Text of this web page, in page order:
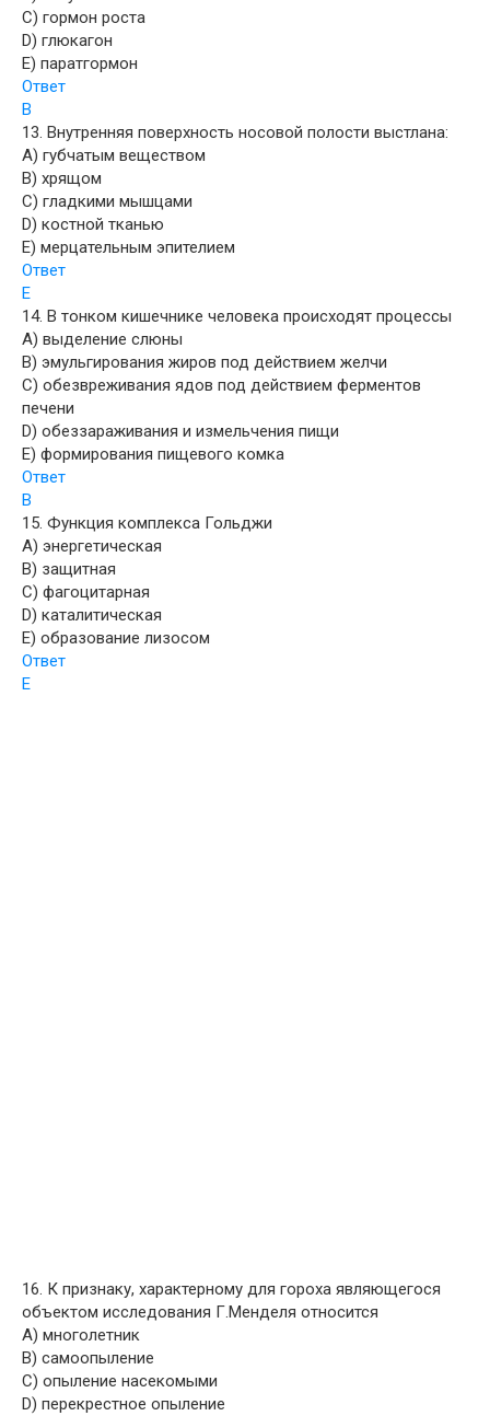
C) гормон роста
D) глюкагон
E) паратгормон
Ответ
B
13. Внутренняя поверхность носовой полости выстлана:
A) губчатым веществом
B) хрящом
C) гладкими мышцами
D) костной тканью
E) мерцательным эпителием
Ответ
E
14. В тонком кишечнике человека происходят процессы
A) выделение слюны
B) эмульгирования жиров под действием желчи
C) обезвреживания ядов под действием ферментов
печени
D) обеззараживания и измельчения пищи
E) формирования пищевого комка
Ответ
B
15. Функция комплекса Гольджи
A) энергетическая
B) защитная
C) фагоцитарная
D) каталитическая
E) образование лизосом
Ответ
E
16. К признаку, характерному для гороха являющегося
объектом исследования Г.Менделя относится
A) многолетник
B) самоопыление
C) опыление насекомыми
D) перекрестное опыление